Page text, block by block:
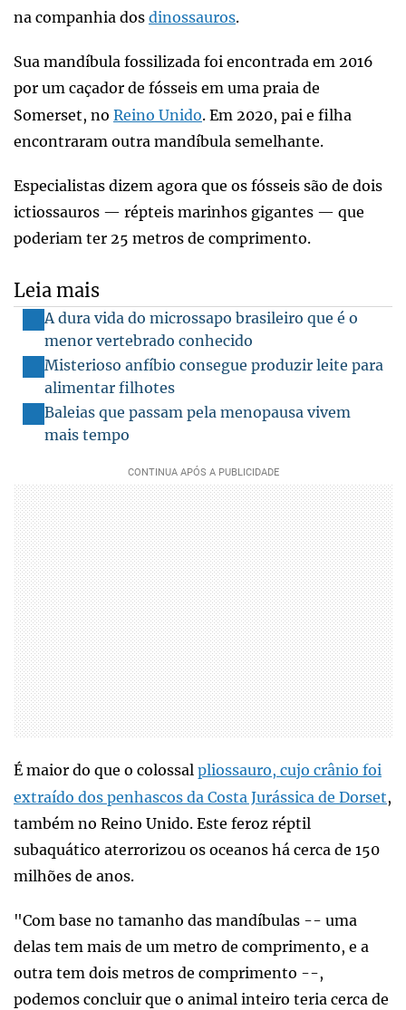
na companhia dos dinossauros.
Sua mandíbula fossilizada foi encontrada em 2016
por um caçador de fósseis em uma praia de
Somerset, no Reino Unido. Em 2020, pai e filha
encontraram outra mandíbula semelhante.
Especialistas dizem agora que os fósseis são de dois
ictiossauros — répteis marinhos gigantes — que
poderiam ter 25 metros de comprimento.
Leia mais
A dura vida do microssapo brasileiro que é o
menor vertebrado conhecido
Misterioso anfíbio consegue produzir leite para
alimentar filhotes
Baleias que passam pela menopausa vivem
mais tempo
É maior do que o colossal pliossauro, cujo crânio foi
extraído dos penhascos da Costa Jurássica de Dorset,
também no Reino Unido. Este feroz réptil
subaquático aterrorizou os oceanos há cerca de 150
milhões de anos.
"Com base no tamanho das mandíbulas -- uma
delas tem mais de um metro de comprimento, e a
outra tem dois metros de comprimento --,
podemos concluir que o animal inteiro teria cerca de